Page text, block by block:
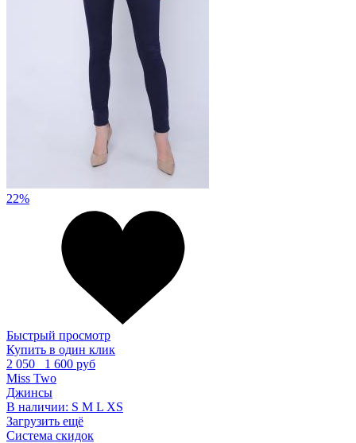
22%
Быстрый просмотр
Купить в один клик
2 050
1 600 руб
Miss Two
Джинсы
В наличии: S M L XS
Загрузить ещё
Система скидок